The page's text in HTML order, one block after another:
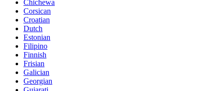
Chichewa
Corsican
Croatian
Dutch
Estonian
Filipino
Finnish
Frisian
Galician
Georgian